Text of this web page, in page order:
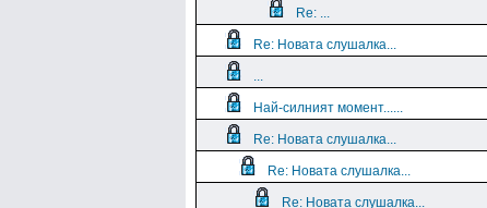
Re: ...
Re: Новата слушалка...
...
Най-силният момент......
Re: Новата слушалка...
Re: Новата слушалка...
Re: Новата слушалка...